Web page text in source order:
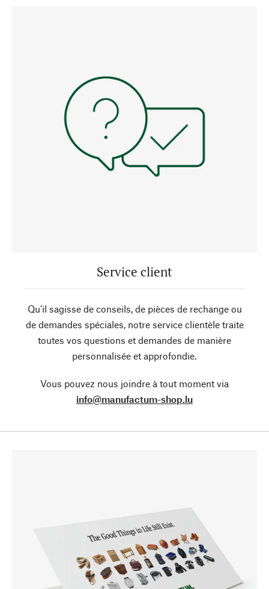
Service client
Qu’il sagisse de conseils, de pièces de rechange ou
de demandes spéciales, notre service clientèle traite
toutes vos questions et demandes de manière
personnalisée et approfondie.
Vous pouvez nous joindre à tout moment via
info@manufactum-shop.lu